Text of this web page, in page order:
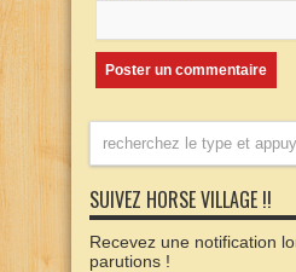
SUIVEZ HORSE VILLAGE !!
Recevez une notification
parutions !